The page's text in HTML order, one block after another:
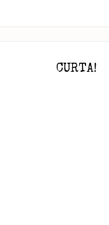
CURTA!